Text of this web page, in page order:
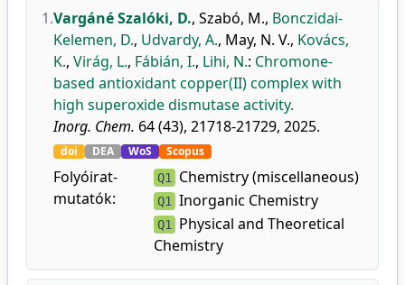
1.Vargáné Szalóki, D., Szabó, M., Bonczidai-
Kelemen, D., Udvardy, A., May, N. V., Kovács,
K., Virág, L., Fábián, I., Lihi, N.: Chromone-
based antioxidant copper(II) complex with
high superoxide dismutase activity.
Inorg. Chem. 64 (43), 21718-21729, 2025.
doi DEA WoS Scopus
Folyóirat-
mutatók:
Q1 Chemistry (miscellaneous)
Q1 Inorganic Chemistry
Q1
Physical and Theoretical
Chemistry